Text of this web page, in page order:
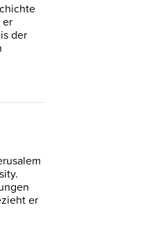
er
der
er